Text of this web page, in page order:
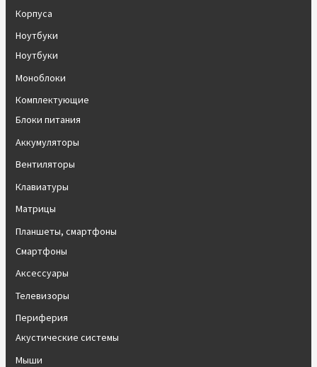
Корпуса
Ноутбуки
Ноутбуки
Моноблоки
Комплектующие
Блоки питания
Аккумуляторы
Вентиляторы
Клавиатуры
Матрицы
Планшеты, смартфоны
Смартфоны
Аксессуары
Телевизоры
Периферия
Акустические системы
Мыши